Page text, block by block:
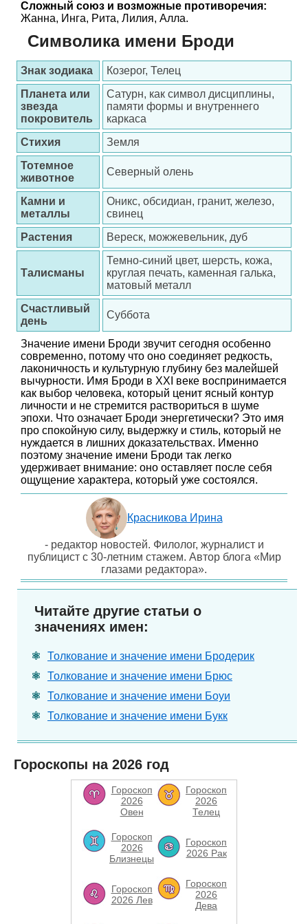
Сложный союз и возможные противоречия:
Жанна, Инга, Рита, Лилия, Алла.
Символика имени Броди
Знак зодиака
Козерог, Телец
Планета или
звезда
покровитель
Сатурн, как символ дисциплины,
памяти формы и внутреннего
каркаса
Стихия
Земля
Тотемное
животное
Северный олень
Камни и
металлы
Оникс, обсидиан, гранит, железо,
свинец
Растения
Вереск, можжевельник, дуб
Талисманы
Темно-синий цвет, шерсть, кожа,
круглая печать, каменная галька,
матовый металл
Счастливый
день
Суббота
Значение имени Броди звучит сегодня особенно
современно, потому что оно соединяет редкость,
лаконичность и культурную глубину без малейшей
вычурности. Имя Броди в XXI веке воспринимается
как выбор человека, который ценит ясный контур
личности и не стремится раствориться в шуме
эпохи. Что означает Броди энергетически? Это имя
про спокойную силу, выдержку и стиль, который не
нуждается в лишних доказательствах. Именно
поэтому значение имени Броди так легко
удерживает внимание: оно оставляет после себя
ощущение характера, который уже состоялся.
Красникова Ирина
- редактор новостей. Филолог, журналист и
публицист с 30-летним стажем. Автор блога «Мир
глазами редактора».
Читайте другие статьи о
значениях имен:
Толкование и значение имени Бродерик
Толкование и значение имени Брюс
Толкование и значение имени Боуи
Толкование и значение имени Букк
Гороскопы на 2026 год
Гороскоп
2026
Овен
Гороскоп
2026
Телец
Гороскоп
2026
Близнецы
Гороскоп
2026 Рак
Гороскоп
2026 Лев
Гороскоп
2026
Дева